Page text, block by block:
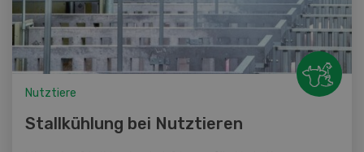
Nutztiere
Stallkühlung bei Nutztieren